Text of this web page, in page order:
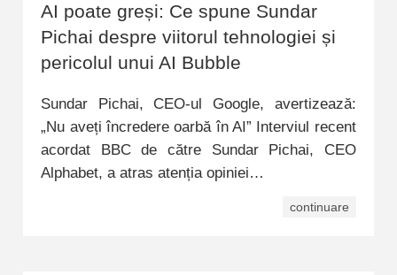
AI poate greși: Ce spune Sundar
Pichai despre viitorul tehnologiei și
pericolul unui AI Bubble
Sundar Pichai, CEO-ul Google, avertizează:
„Nu aveți încredere oarbă în AI” Interviul recent
acordat BBC de către Sundar Pichai, CEO
Alphabet, a atras atenția opiniei…
continuare